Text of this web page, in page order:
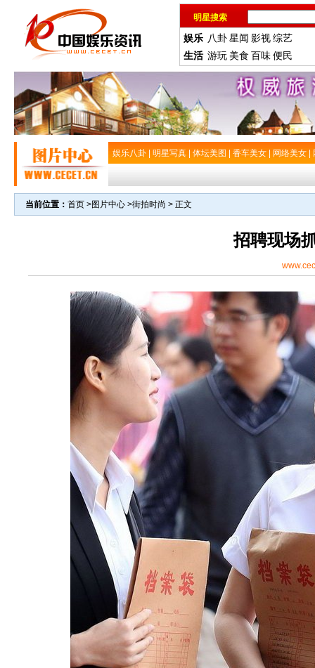
明星搜索
娱乐 八卦星闻 影视综艺
生活 游玩 美食 百味便民
娱乐八卦 明星写真 体坛美图 香车美女 网络美女
当前位置： 首页 >图片中心 >街拍时尚 > 正文
招聘现场